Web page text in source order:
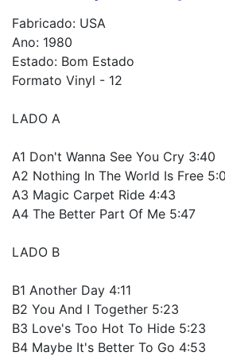
Fabricado: USA
Ano: 1980
Estado: Bom Estado
Formato Vinyl - 12
LADO A
A1 Don't Wanna See You Cry 3:40
A2 Nothing In The World Is Free
A3 Magic Carpet Ride 4:43
A4 The Better Part Of Me 5:47
LADO B
B1 Another Day 4:11
B2 You And I Together 5:23
B3 Love's Too Hot To Hide 5:23
B4 Maybe It's Better To Go 4:53